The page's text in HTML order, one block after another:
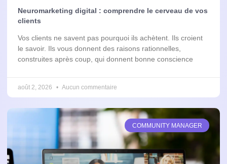
Neuromarketing digital : comprendre le cerveau de vos
clients
Vos clients ne savent pas pourquoi ils achètent. Ils croient
le savoir. Ils vous donnent des raisons rationnelles,
construites après coup, qui donnent bonne conscience
août 2, 2026 Aucun commentaire
COMMUNITY MANAGER